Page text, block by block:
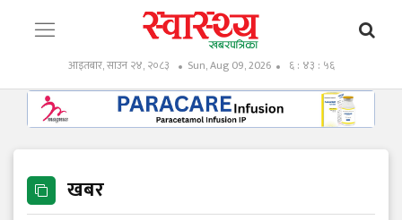
आइतबार, साउन २४, २०८३ Sun, Aug 09, 2026 ६ : ४३ : ५७
खबर